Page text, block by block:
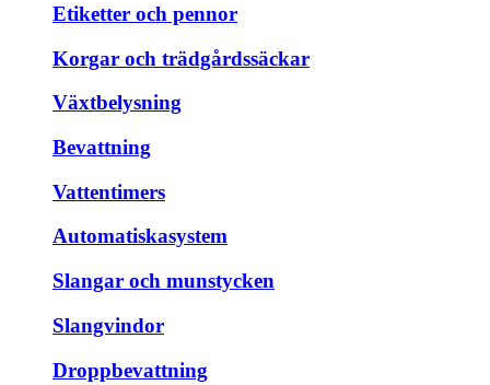
Etiketter och pennor
Korgar och trädgårdssäckar
Växtbelysning
Bevattning
Vattentimers
Automatiskasystem
Slangar och munstycken
Slangvindor
Droppbevattning